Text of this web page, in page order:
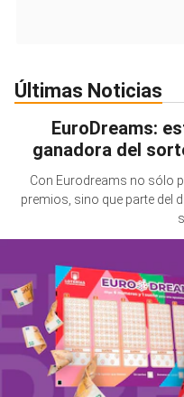
Últimas Noticias
EuroDreams:
ganadora del
Con Eurodreams no sólo
premios, sino que parte del